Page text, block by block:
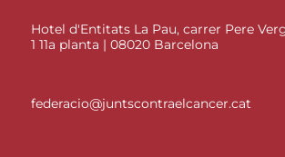
Hotel d'Entitats La Pau, carrer Pere
1 11a planta | 08020 Barcelona
federacio@juntscontraelcancer.cat